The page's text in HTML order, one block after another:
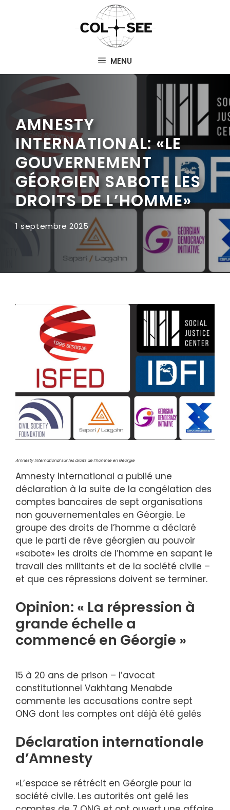
MENU
AMNESTY
INTERNATIONAL: «LE
GOUVERNEMENT
GÉORGIEN SABOTE LES
DROITS DE L’HOMME»
1 septembre 2025
Amnesty International sur les droits de l’homme en Géorgie
Amnesty International a publié une
déclaration à la suite de la congélation des
comptes bancaires de sept organisations
non gouvernementales en Géorgie. Le
groupe des droits de l’homme a déclaré
que le parti de rêve géorgien au pouvoir
«sabote» les droits de l’homme en sapant le
travail des militants et de la société civile –
et que ces répressions doivent se terminer.
Opinion: « La répression à
grande échelle a
commencé en Géorgie »
15 à 20 ans de prison – l’avocat
constitutionnel Vakhtang Menabde
commente les accusations contre sept
ONG dont les comptes ont déjà été gelés
Déclaration internationale
d’Amnesty
«L’espace se rétrécit en Géorgie pour la
société civile. Les autorités ont gelé les